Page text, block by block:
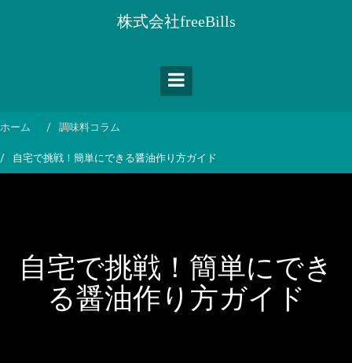
ス
ッ
株式会社freeBills
ホーム 調味料コラム
自宅で挑戦！簡単にできる醤油作り方ガイド
自宅で挑戦！簡単にでき
る醤油作り方ガイド